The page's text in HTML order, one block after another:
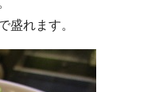
盛れます。